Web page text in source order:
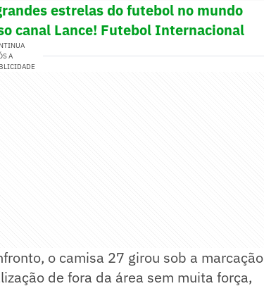
estrelas do futebol no mundo
canal Lance! Futebol Internacional
A
o camisa 27 girou sob a marcação
de fora da área sem muita força,